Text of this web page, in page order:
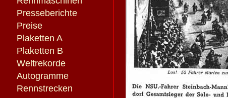
Presseberichte
Preise
Plaketten A
Plaketten B
Weltrekorde
Autogramme
Rennstrecken